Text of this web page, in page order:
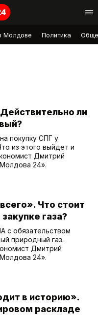
Молдове Политика
ли
покупку СПГ у
из этого выйдет и
Дмитрий
24».
Что стоит
газа?
с обязательством
природный газ.
Дмитрий
24».
в историю».
раскладе